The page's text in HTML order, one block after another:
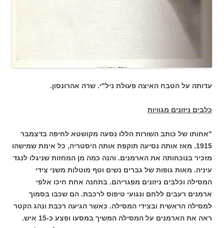
עדותה על הטבח האיצה פעולת ניל"י. שרה אהרונסון.
כלבים ניזונים מגוויות
"אחותו של כותב השורות הללו נסעה מקושטא לחיפה בדצמבר
1915. מאז אותה נסיעה תוקפת אותה היסטריה, כל אימת שמישהו
מזכיר בנוכחותה את הארמנים. והנה כמה מן המחזות שניגלו לנגד
עיניה. מאות גופות של גברים נשים וטף מוטלות משני צידי
המסילה וכלבים ניזונים מפגריהם. בתחנה אחת חיכו אלפי
ארמנים רעבים ללחם ונגועי טיפוס לרכבת. הם שכבו בסמוך
למסילה הראשית ובצידי המסילה. כאשר הגיעה רכבת ונהג הקטר
ראה את הארמנים על המסילה המשיך במסעו ופצע כ-15 איש.